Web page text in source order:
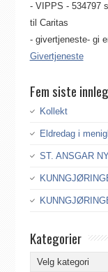
- VIPPS - 534797
til Caritas
- givertjeneste- gi
Givertjeneste
Fem siste
Kollekt
Eldredag i
ST. ANSGAR
Kategorier
Kategorier